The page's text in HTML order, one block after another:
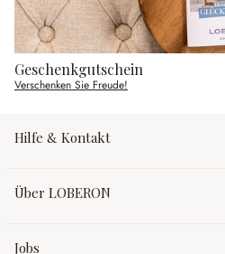
Geschenkgutschein
Verschenken Sie Freude!
Hilfe & Kontakt
Über LOBERON
Jobs